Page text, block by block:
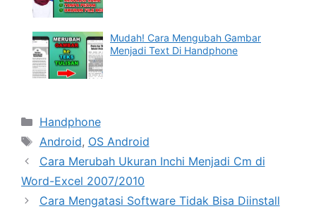
Mudah! Cara Mengubah Gambar
Menjadi Text Di Handphone
Categories
Handphone
Tags
Android, OS Android
Cara Merubah Ukuran Inchi Menjadi Cm di
Word-Excel 2007/2010
Cara Mengatasi Software Tidak Bisa Diinstall